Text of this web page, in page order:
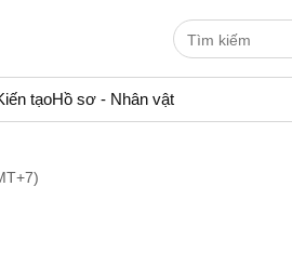
tạoHồ sơ - Nhân vật